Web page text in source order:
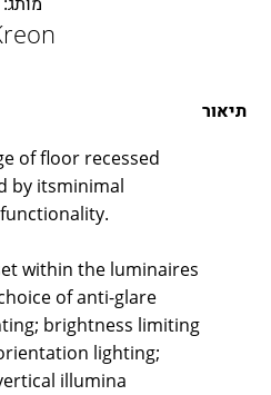
& FILS
PRADIER
GRAU
GROK
תיאור
of floor recessed
by itsminimal
within the luminaires
of anti-glare
brightness limiting
lighting;
illumina